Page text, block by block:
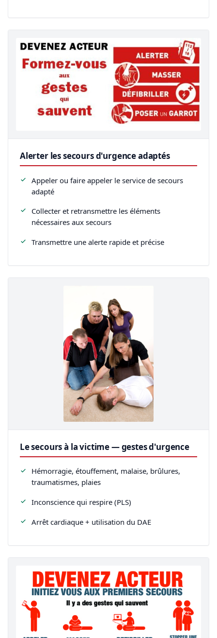
Alerter les secours d'urgence adaptés
Appeler ou faire appeler le service de secours
adapté
Collecter et retransmettre les éléments
nécessaires aux secours
Transmettre une alerte rapide et précise
Le secours à la victime — gestes d'urgence
Hémorragie, étouffement, malaise, brûlures,
traumatismes, plaies
Inconscience qui respire (PLS)
Arrêt cardiaque + utilisation du DAE